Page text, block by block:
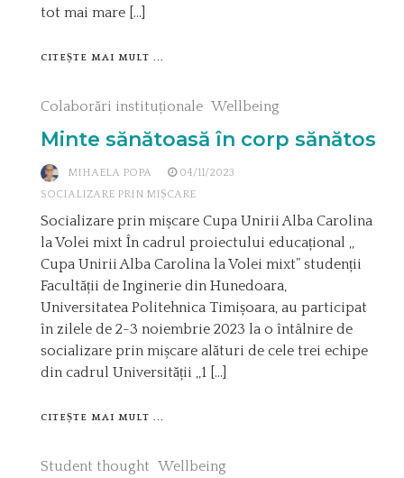
tot mai mare […]
CITEȘTE MAI MULT ...
Colaborări instituționale Wellbeing
Minte sănătoasă în corp sănătos
MIHAELA POPA
04/11/2023
SOCIALIZARE PRIN MIȘCARE
Socializare prin mișcare Cupa Unirii Alba Carolina
la Volei mixt În cadrul proiectului educațional ,,
Cupa Unirii Alba Carolina la Volei mixt” studenții
Facultății de Inginerie din Hunedoara,
Universitatea Politehnica Timișoara, au participat
în zilele de 2-3 noiembrie 2023 la o întâlnire de
socializare prin mișcare alături de cele trei echipe
din cadrul Universității ,,1 […]
CITEȘTE MAI MULT ...
Student thought Wellbeing